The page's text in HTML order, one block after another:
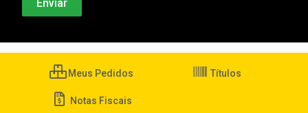
Meus Pedidos Títulos
Notas Fiscais